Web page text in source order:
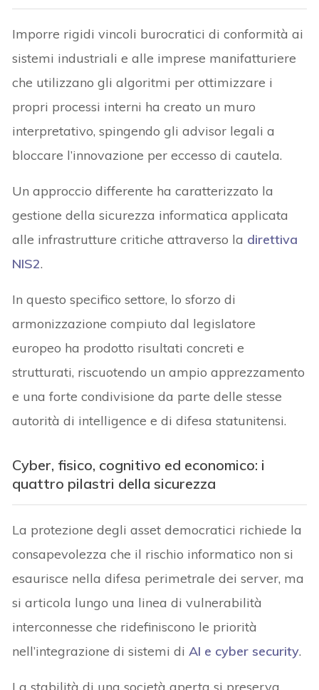
Imporre rigidi vincoli burocratici di conformità ai
sistemi industriali e alle imprese manifatturiere
che utilizzano gli algoritmi per ottimizzare i
propri processi interni ha creato un muro
interpretativo, spingendo gli advisor legali a
bloccare l’innovazione per eccesso di cautela.
Un approccio differente ha caratterizzato la
gestione della sicurezza informatica applicata
alle infrastrutture critiche attraverso la direttiva
NIS2.
In questo specifico settore, lo sforzo di
armonizzazione compiuto dal legislatore
europeo ha prodotto risultati concreti e
strutturati, riscuotendo un ampio apprezzamento
e una forte condivisione da parte delle stesse
autorità di intelligence e di difesa statunitensi.
Cyber, fisico, cognitivo ed economico: i
quattro pilastri della sicurezza
La protezione degli asset democratici richiede la
consapevolezza che il rischio informatico non si
esaurisce nella difesa perimetrale dei server, ma
si articola lungo una linea di vulnerabilità
interconnesse che ridefiniscono le priorità
nell’integrazione di sistemi diAI e cyber security.